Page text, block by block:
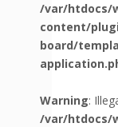
/var/htdocs/
content/
board/
Warning:
/var/htdocs/